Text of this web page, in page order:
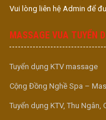
Vui lòng liên hệ Admin để
MASSAGE VUA TUYỂN
Tuyển dụng KTV massage
Cộng Đồng Nghề Spa –
Tuyển dụng KTV, Thu